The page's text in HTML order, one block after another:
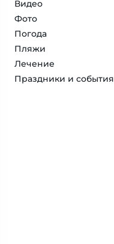
Видео
Фото
Погода
Пляжи
Лечение
Праздники и события